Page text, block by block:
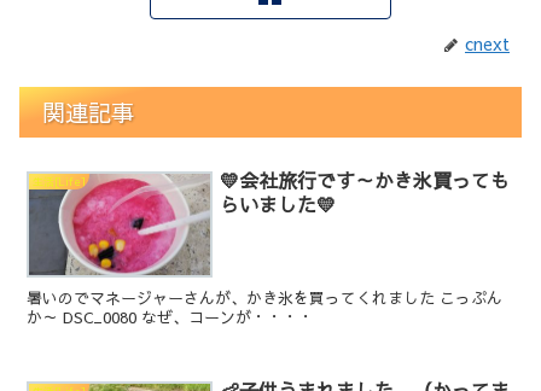
cnext
関連記事
生活[Life]
💛会社旅行です～かき氷買っても
らいました💛
暑いのでマネージャーさんが、かき氷を買ってくれました こっぷん
か～ DSC_0080 なぜ、コーンが・・・・